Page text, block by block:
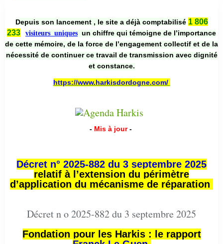
Depuis son lancement , le site a déjà comptabilisé 1 806
233
visiteurs uniques un chiffre qui témoigne de l’importance
de cette mémoire, de la force de l’engagement collectif et de la
nécessité de continuer ce travail de transmission avec dignité
et constance.
https://www.harkisdordogne.com/
- Mis à jour -
Décret n° 2025-882 du 3 septembre 2025
relatif à l’extension du périmètre
d’application du mécanisme de réparation
Décret n o 2025-882 du 3 septembre 2025
Fondation pour les Harkis : le rapport